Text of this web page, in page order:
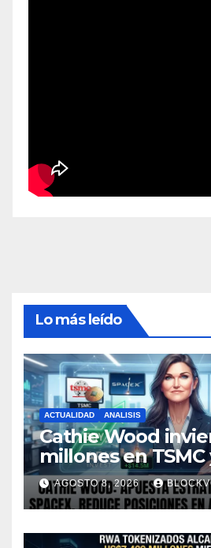
Lo más leído
ACTUALIDAD ANALISIS
Cathie Wood
millones en TSMC
reduce
Amazon y
AGOSTO 8, 2026